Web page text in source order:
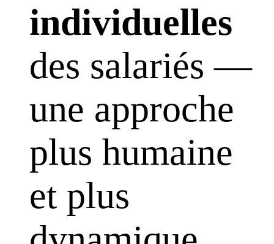
individuelles
des salariés —
une approche
plus humaine
et plus